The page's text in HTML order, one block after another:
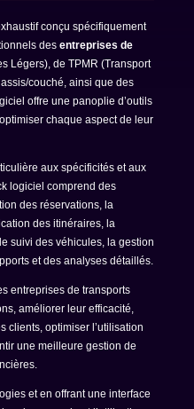
conçu spécifiquement
des entreprises de
Légers), de TPMR (Transport
couché, ainsi que des
offre une panoplie d’outils
chaque aspect de leur
aux spécificités et aux
logiciel comprend des
des réservations, la
des itinéraires, la
suivi des véhicules, la gestion
et des analyses détaillés.
entreprises de transports
améliorer leur efficacité,
clients, optimiser l’utilisation
une meilleure gestion de
et en offrant une interface